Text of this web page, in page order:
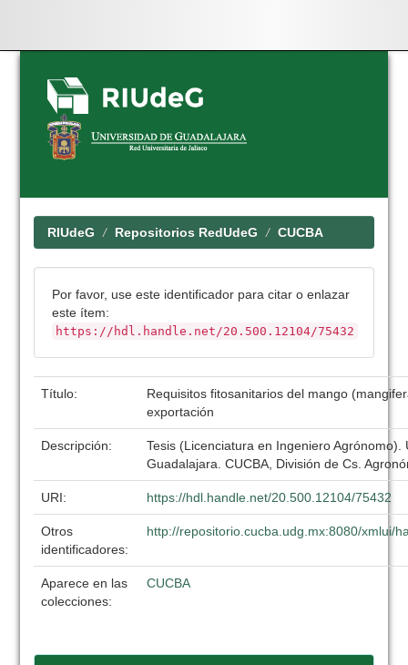
Skip
navigation
RIUdeG Repositorios RedUdeG CUCBA
Por favor, use este identificador para citar o enlazar
este ítem:
https://hdl.handle.net/20.500.12104/75432
Título:
Requisitos fitosanitarios del mango
exportación
Descripción:
Tesis (Licenciatura en Ingeniero Agrónomo).
Guadalajara. CUCBA, División de Cs.
URI: https://hdl.handle.net/20.500.12104/75432
Otros
identificadores:
http://repositorio.cucba.udg.mx:8080/xmlui/
Aparece en las
colecciones:
CUCBA